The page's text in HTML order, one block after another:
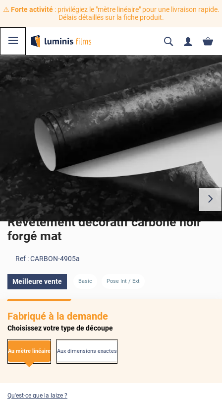
⚠️ Forte activité: privilégiez le "mètre linéaire" pour une livraison rapide.
Délais détaillés sur la fiche produit.
Revêtement décoratif carbone noir
forgé mat
Ref :CARBON-4905a
Meilleure vente Basic Pose Int / Ext
Fabriqué à la demande
Choisissez votre type de découpe
Au mètre linéaire Aux dimensions exactes
Qu'est-ce que la laize ?